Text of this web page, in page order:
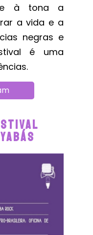
à tona a
a vida e a
negras e
é uma